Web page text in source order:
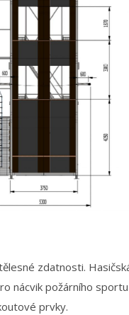
zdatnosti.
požárního
prvky.